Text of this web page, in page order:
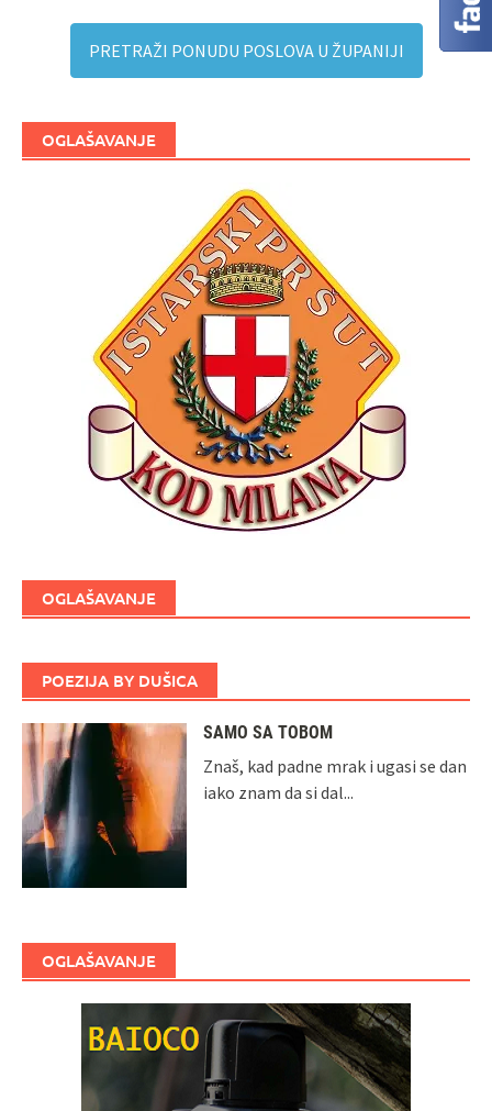
PRETRAŽI PONUDU POSLOVA U ŽUPANIJI
OGLAŠAVANJE
OGLAŠAVANJE
POEZIJA BY DUŠICA
SAMO SA TOBOM
Znaš, kad padne mrak i ugasi se dan
iako znam da si dal...
OGLAŠAVANJE